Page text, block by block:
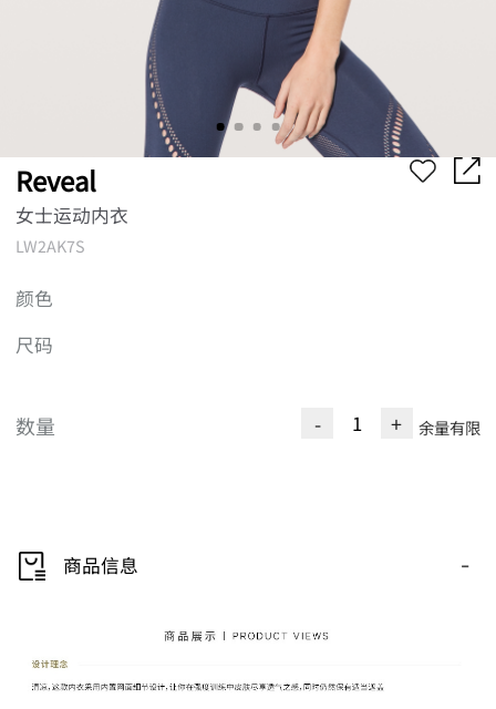
Reveal
女士运动内衣
LW2AK7S
颜色
尺码
数量 - + 余量有限
商品信息 -